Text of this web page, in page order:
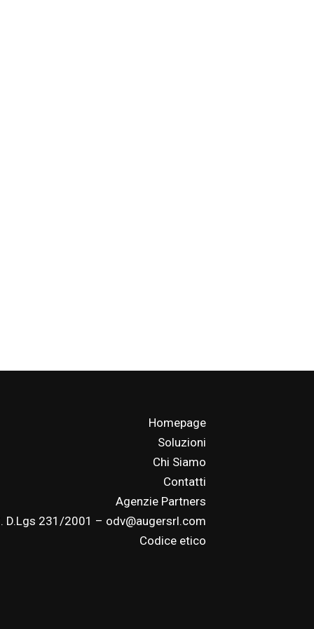
Homepage
Soluzioni
Chi Siamo
Contatti
Agenzie Partners
D.Lgs 231/2001 – odv@augersrl.com
Codice etico